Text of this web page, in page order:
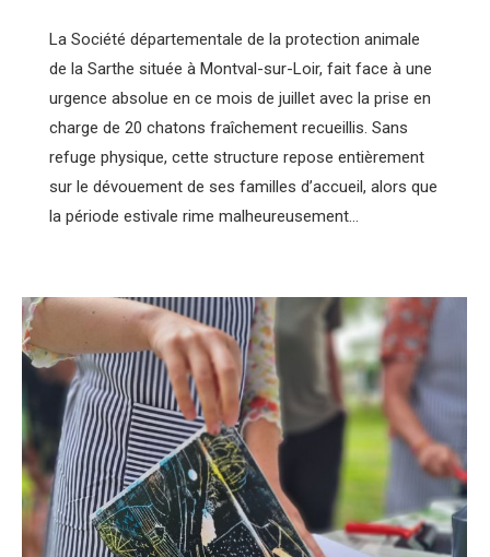
La Société départementale de la protection animale
de la Sarthe située à Montval-sur-Loir, fait face à une
urgence absolue en ce mois de juillet avec la prise en
charge de 20 chatons fraîchement recueillis. Sans
refuge physique, cette structure repose entièrement
sur le dévouement de ses familles d’accueil, alors que
la période estivale rime malheureusement…